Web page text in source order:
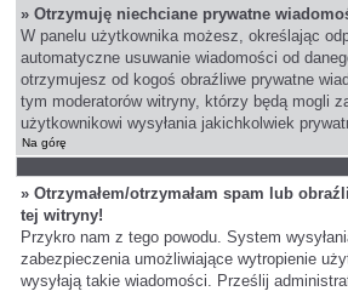
» Otrzymuję niechciane prywatne
W panelu użytkownika możesz, określając
automatyczne usuwanie wiadomości od
otrzymujesz od kogoś obraźliwe prywatne
tym moderatorów witryny, którzy będą mogli
użytkownikowi wysyłania jakichkolwiek
Na górę
» Otrzymałem/otrzymałam spam lub
tej witryny!
Przykro nam z tego powodu. System
zabezpieczenia umożliwiające wytropienie
wysyłają takie wiadomości. Prześlij